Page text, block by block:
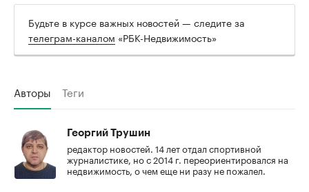
Будьте в курсе важных новостей — следите за
телеграм-каналом «РБК-Недвижимость»
Авторы Теги
Георгий Трушин
редактор новостей. 14 лет отдал спортивной
журналистике, но с 2014 г. переориентировался на
недвижимость, о чем еще ни разу не пожалел.